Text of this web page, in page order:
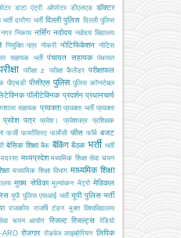
डाटा एंट्री ऑपरेटर डीएलएड डॉक्टर
भर्ती दारोगा भर्ती दिल्ली पुलिस दिल्ली पुलिस
नगर निकाय नर्सिंग नवोदय नवोदय विद्यालय
नियुक्ति पत्र नोकरी नोटिफिकेशन नोटिस
सहायक भर्ती पंचायत सहायक पंचायत
परीक्षा z परीक्षा कैलेंडर परीक्षाफल
पीएचडी पीसीएस पुलिस पुलिस कॉन्स्टेबल
पॉलीटेक्निक प्रदर्शन प्रधानचार्य
सहायक प्रवक्ता प्रवक्ता भर्ती प्रवक्ता
प्रवेश पत्र प्रवेश। प्रवेशपत्र प्रशिक्षक
फर्जी फार्मासिस्ट फार्मेसी फीस फॉर्म बजट
बेसिक शिक्षा बैंक बैंकिंग बैठक भर्ती भर्ती
मदरसा मध्यप्रदेश मध्यमिक शिक्षा सेवा चयन
माध्यमिक शिक्षा विभाग माध्यमिक शिक्षा
मुख्य सेविका मूल्यांकन मेट्रो मेडिकल
यूपी पुलिस एसआई भर्ती यूपी पुलिस भर्ती
राजकीय राजर्षि टंडन मुक्त विश्वविद्यालय
सेवा चयन आयोग रिजल्ट रिजल्ट्स
रेडियो
ARO रोजगार रोडवेज लाइब्रेरियन लिपिक